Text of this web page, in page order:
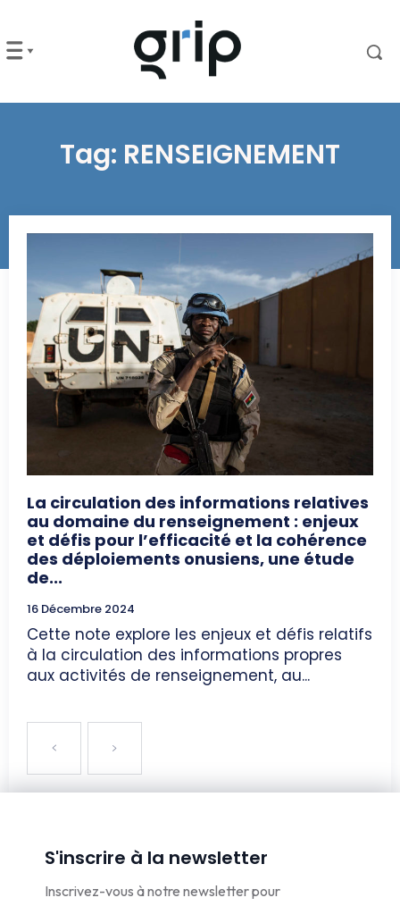
Tag: RENSEIGNEMENT
La circulation des informations relatives
au domaine du renseignement : enjeux
et défis pour l’efficacité et la cohérence
des déploiements onusiens, une étude
de...
16 Décembre 2024
Cette note explore les enjeux et défis relatifs
à la circulation des informations propres
aux activités de renseignement, au...
S'inscrire à la newsletter
Inscrivez-vous à notre newsletter pour